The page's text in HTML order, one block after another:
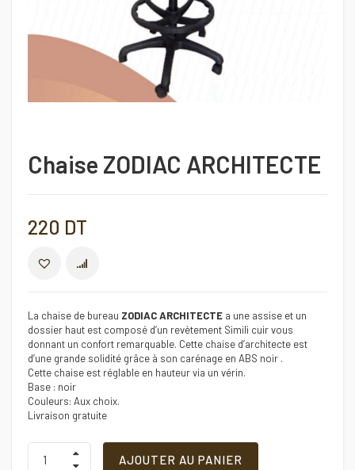
Chaise ZODIAC ARCHITECTE
220 DT
La chaise de bureau ZODIAC ARCHITECTE a une assise et un
dossier haut est composé d’un revètement Simili cuir vous
donnant un confort remarquable. Cette chaise d’architecte est
d’une grande solidité grâce à son carénage en ABS noir .
Cette chaise est réglable en hauteur via un vérin.
Base : noir
Couleurs: Aux choix.
Livraison gratuite
Chaise
ZODIAC
AJOUTER AU PANIER